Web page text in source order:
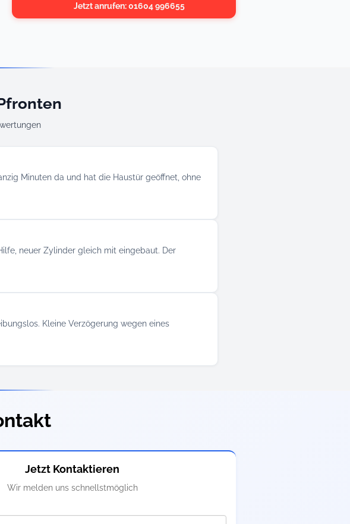
Jetzt anrufen: 01604 996655
Minuten da und hat die Haustür geöffnet, ohne
neuer Zylinder gleich mit eingebaut. Der
Kleine Verzögerung wegen eines
Jetzt Kontaktieren
Wir melden uns schnellstmöglich